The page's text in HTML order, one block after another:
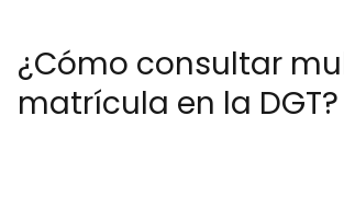
¿Cómo consultar
matrícula en la DGT?